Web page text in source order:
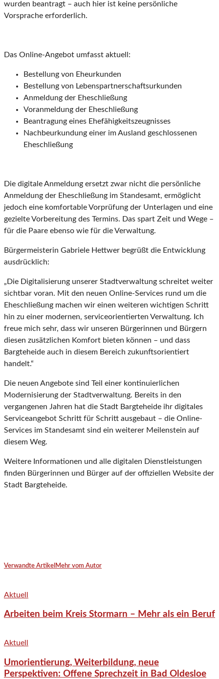
wurden beantragt – auch hier ist keine persönliche
Vorsprache erforderlich.
Das Online-Angebot umfasst aktuell:
Bestellung von Eheurkunden
Bestellung von Lebenspartnerschaftsurkunden
Anmeldung der Eheschließung
Voranmeldung der Eheschließung
Beantragung eines Ehefähigkeitszeugnisses
Nachbeurkundung einer im Ausland geschlossenen
Eheschließung
Die digitale Anmeldung ersetzt zwar nicht die persönliche
Anmeldung der Eheschließung im Standesamt, ermöglicht
jedoch eine komfortable Vorprüfung der Unterlagen und eine
gezielte Vorbereitung des Termins. Das spart Zeit und Wege –
für die Paare ebenso wie für die Verwaltung.
Bürgermeisterin Gabriele Hettwer begrüßt die Entwicklung
ausdrücklich:
„Die Digitalisierung unserer Stadtverwaltung schreitet weiter
sichtbar voran. Mit den neuen Online-Services rund um die
Eheschließung machen wir einen weiteren wichtigen Schritt
hin zu einer modernen, serviceorientierten Verwaltung. Ich
freue mich sehr, dass wir unseren Bürgerinnen und Bürgern
diesen zusätzlichen Komfort bieten können – und dass
Bargteheide auch in diesem Bereich zukunftsorientiert
handelt.“
Die neuen Angebote sind Teil einer kontinuierlichen
Modernisierung der Stadtverwaltung. Bereits in den
vergangenen Jahren hat die Stadt Bargteheide ihr digitales
Serviceangebot Schritt für Schritt ausgebaut – die Online-
Services im Standesamt sind ein weiterer Meilenstein auf
diesem Weg.
Weitere Informationen und alle digitalen Dienstleistungen
finden Bürgerinnen und Bürger auf der offiziellen Website der
Stadt Bargteheide.
Verwandte Artikel Mehr vom Autor
Aktuell
Arbeiten beim Kreis Stormarn – Mehr als ein Beruf
Aktuell
Umorientierung, Weiterbildung, neue
Perspektiven: Offene Sprechzeit in Bad Oldesloe